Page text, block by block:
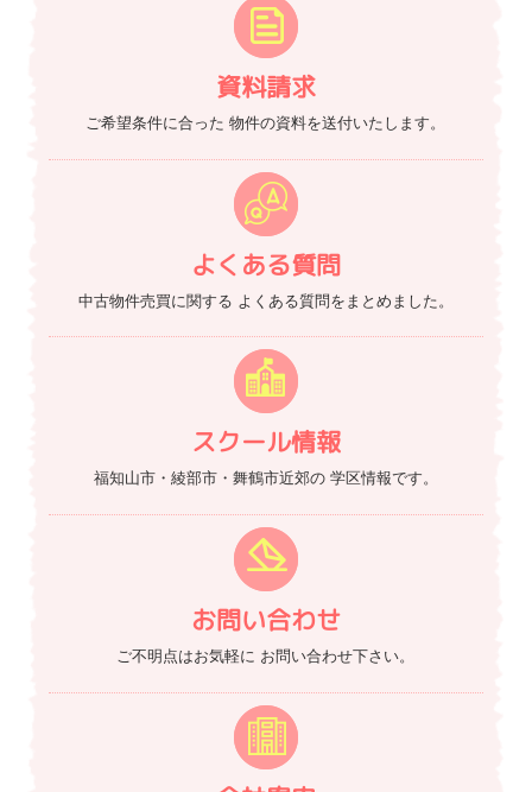
資料請求
ご希望条件に合った 物件の資料を送付いたします。
よくある質問
中古物件売買に関する よくある質問をまとめました。
スクール情報
福知山市・綾部市・舞鶴市近郊の学区情報です。
お問い合わせ
ご不明点はお気軽に お問い合わせ下さい。